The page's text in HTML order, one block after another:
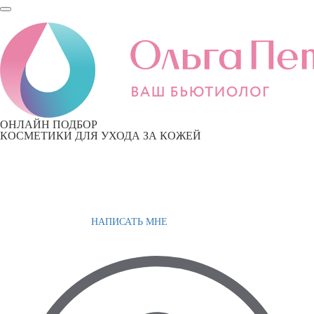
ОНЛАЙН ПОДБОР
КОСМЕТИКИ ДЛЯ УХОДА ЗА КОЖЕЙ
НАПИСАТЬ МНЕ